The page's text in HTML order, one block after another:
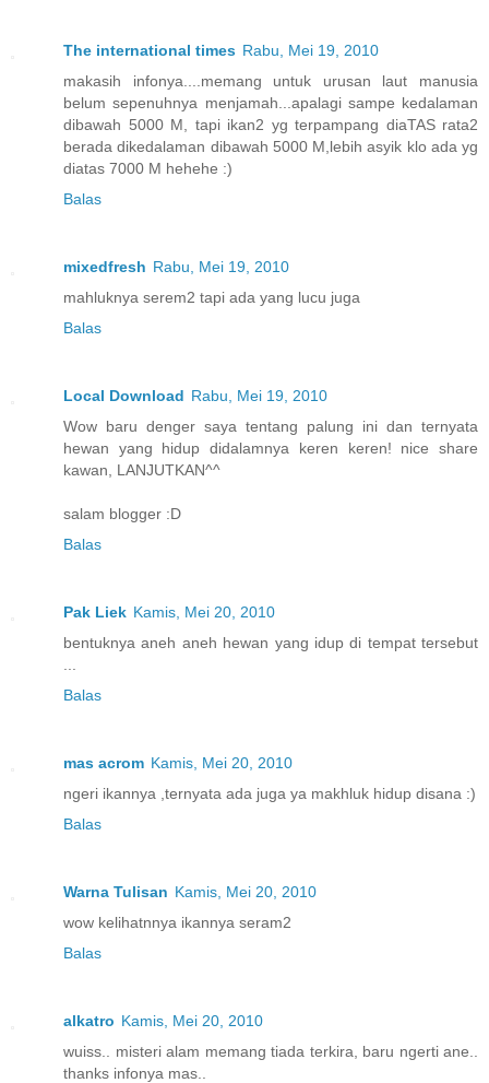
The international times Rabu, Mei 19, 2010
makasih infonya....memang untuk urusan laut manusia
belum sepenuhnya menjamah...apalagi sampe kedalaman
dibawah 5000 M, tapi ikan2 yg terpampang diaTAS rata2
berada dikedalaman dibawah 5000 M,lebih asyik klo ada yg
diatas 7000 M hehehe :)
Balas
mixedfresh Rabu, Mei 19, 2010
mahluknya serem2 tapi ada yang lucu juga
Balas
Local Download Rabu, Mei 19, 2010
Wow baru denger saya tentang palung ini dan ternyata
hewan yang hidup didalamnya keren keren! nice share
kawan, LANJUTKAN^^
salam blogger :D
Balas
Pak Liek Kamis, Mei 20, 2010
bentuknya aneh aneh hewan yang idup di tempat tersebut
Balas
mas acrom Kamis, Mei 20, 2010
ngeri ikannya ,ternyata ada juga ya makhluk hidup disana :)
Balas
Warna Tulisan Kamis, Mei 20, 2010
wow kelihatnnya ikannya seram2
Balas
alkatro Kamis, Mei 20, 2010
wuiss.. misteri alam memang tiada terkira, baru ngerti ane..
thanks infonya mas..